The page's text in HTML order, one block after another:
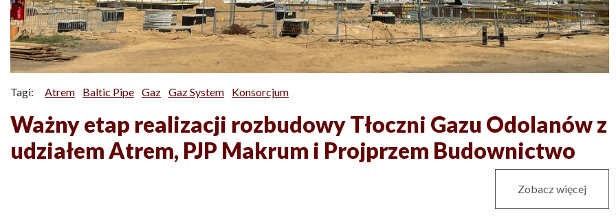
Tagi: Atrem Baltic Pipe Gaz Gaz System Konsorcjum
Ważny etap realizacji rozbudowy Tłoczni Gazu Odolanów z
udziałem Atrem, PJP Makrum i Projprzem Budownictwo
Zobacz więcej